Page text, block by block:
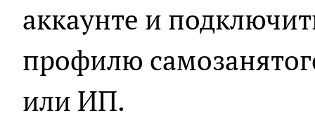
аккаунте и
профилю
или ИП.